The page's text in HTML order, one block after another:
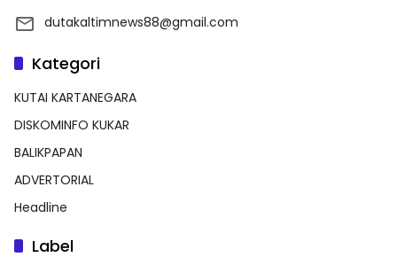
dutakaltimnews88@gmail.com
Kategori
KUTAI KARTANEGARA
DISKOMINFO KUKAR
BALIKPAPAN
ADVERTORIAL
Headline
Label